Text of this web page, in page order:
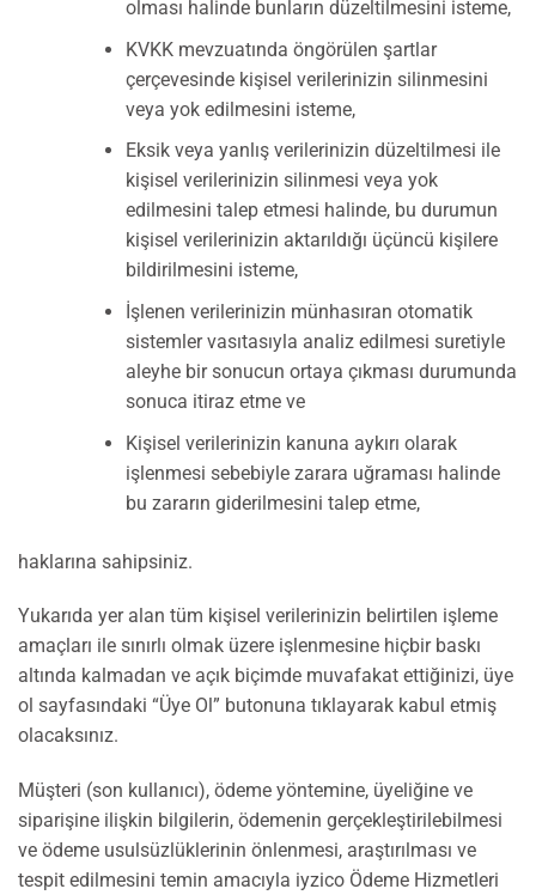
olması halinde bunların düzeltilmesini isteme,
KVKK mevzuatında öngörülen şartlar
çerçevesinde kişisel verilerinizin silinmesini
veya yok edilmesini isteme,
Eksik veya yanlış verilerinizin düzeltilmesi ile
kişisel verilerinizin silinmesi veya yok
edilmesini talep etmesi halinde, bu durumun
kişisel verilerinizin aktarıldığı üçüncü kişilere
bildirilmesini isteme,
İşlenen verilerinizin münhasıran otomatik
sistemler vasıtasıyla analiz edilmesi suretiyle
aleyhe bir sonucun ortaya çıkması durumunda
sonuca itiraz etme ve
Kişisel verilerinizin kanuna aykırı olarak
işlenmesi sebebiyle zarara uğraması halinde
bu zararın giderilmesini talep etme,
haklarına sahipsiniz.
Yukarıda yer alan tüm kişisel verilerinizin belirtilen işleme
amaçları ile sınırlı olmak üzere işlenmesine hiçbir baskı
altında kalmadan ve açık biçimde muvafakat ettiğinizi, üye
ol sayfasındaki “Üye Ol” butonuna tıklayarak kabul etmiş
olacaksınız.
Müşteri (son kullanıcı), ödeme yöntemine, üyeliğine ve
siparişine ilişkin bilgilerin, ödemenin gerçekleştirilebilmesi
ve ödeme usulsüzlüklerinin önlenmesi, araştırılması ve
tespit edilmesini temin amacıyla iyzico Ödeme Hizmetleri